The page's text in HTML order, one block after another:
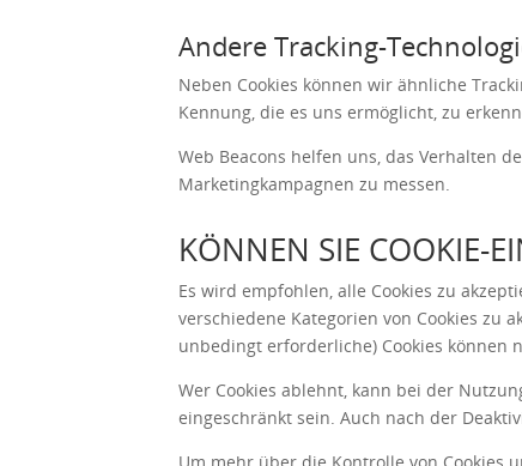
Andere Tracking-
Neben Cookies können wir ähnliche
Kennung, die es uns ermöglicht, zu
Web Beacons helfen uns, das Verhalten
Marketingkampagnen zu messen.
KÖNNEN SIE COOKIE-
Es wird empfohlen, alle Cookies zu
verschiedene Kategorien von Cookies zu
unbedingt erforderliche) Cookies können
Wer Cookies ablehnt, kann bei der
eingeschränkt sein. Auch nach der